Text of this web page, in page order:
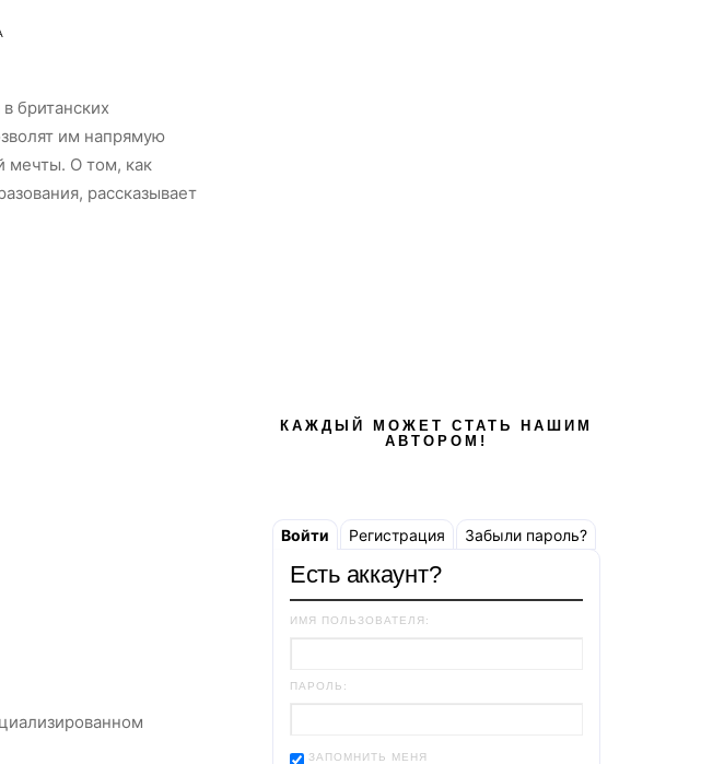
британских
им напрямую
мечты. О том, как
рассказывает
КАЖДЫЙ МОЖЕТ СТАТЬ НАШИМ
АВТОРОМ!
Войти Регистрация Забыли пароль?
Есть аккаунт?
ИМЯ ПОЛЬЗОВАТЕЛЯ:
ПАРОЛЬ:
ЗАПОМНИТЬ МЕНЯ